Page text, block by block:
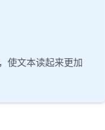
使文本读起来更加